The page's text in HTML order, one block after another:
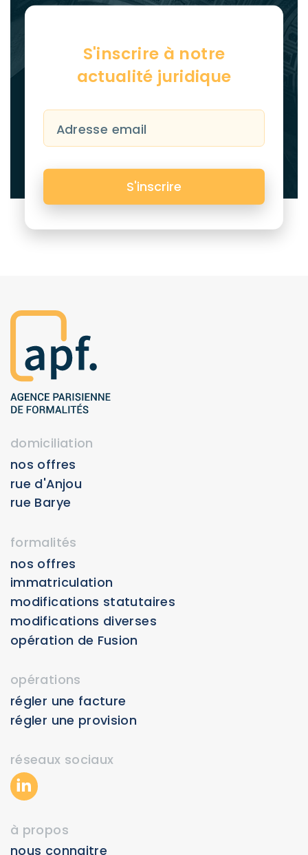
S'inscrire à notre
actualité juridique
Adresse email
domiciliation
nos offres
rue d'Anjou
rue Barye
formalités
nos offres
Immatriculation
Modifications statutaires
Modifications diverses
Opération de Fusion
opérations
régler une facture
régler une provision
réseaux sociaux
à propos
nous connaitre